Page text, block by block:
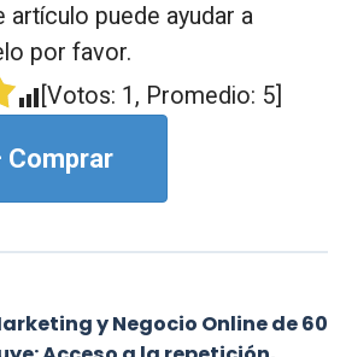
artículo puede ayudar a
por favor.
[Votos: 1 , Promedio: 5
Comprar
y Negocio Online de 60